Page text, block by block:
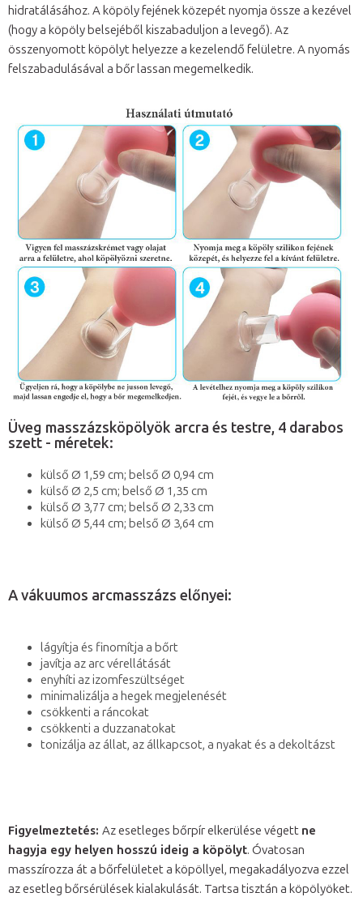
hidratálásához. A köpöly fejének közepét nyomja össze a kezével
(hogy a köpöly belsejéből kiszabaduljon a levegő). Az
összenyomott köpölyt helyezze a kezelendő felületre. A nyomás
felszabadulásával a bőr lassan megemelkedik.
Üveg masszázsköpölyök arcra és testre, 4 darabos
szett - méretek:
külső Ø 1,59 cm; belső Ø 0,94 cm
külső Ø 2,5 cm; belső Ø 1,35 cm
külső Ø 3,77 cm; belső Ø 2,33 cm
külső Ø 5,44 cm; belső Ø 3,64 cm
A vákuumos arcmasszázs előnyei:
lágyítja és finomítja a bőrt
javítja az arc vérellátását
enyhíti az izomfeszültséget
minimalizálja a hegek megjelenését
csökkenti a ráncokat
csökkenti a duzzanatokat
tonizálja az állat, az állkapcsot, a nyakat és a dekoltázst
Figyelmeztetés: Az esetleges bőrpír elkerülése végett ne
hagyja egy helyen hosszú ideig a köpölyt. Óvatosan
masszírozza át a bőrfelületet a köpöllyel, megakadályozva ezzel
az esetleg bőrsérülések kialakulását. Tartsa tisztán a köpölyöket.